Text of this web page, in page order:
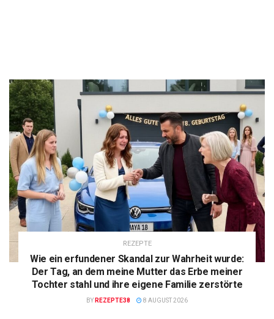
REZEPTE
Wie ein erfundener Skandal zur Wahrheit wurde:
Der Tag, an dem meine Mutter das Erbe meiner
Tochter stahl und ihre eigene Familie zerstörte
BY REZEPTE38 8 AUGUST 2026